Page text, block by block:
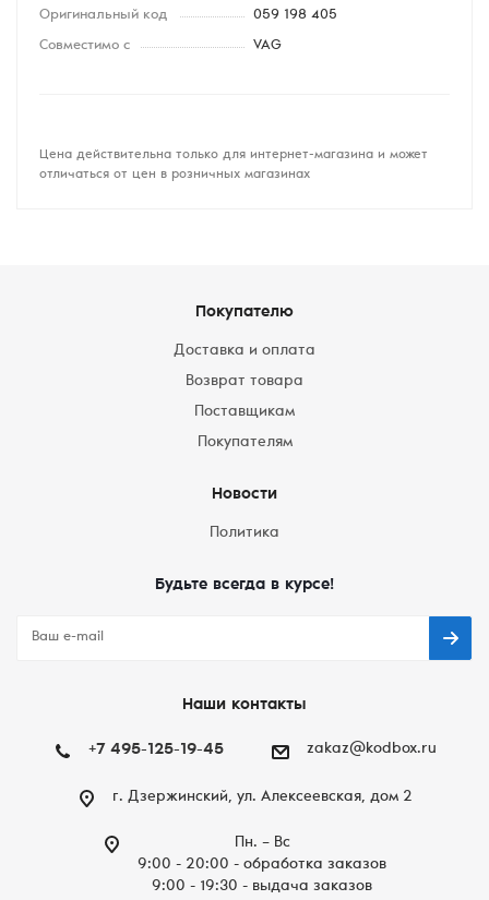
Оригинальный код 059 198 405
Совместимо с VAG
Цена действительна только для интернет-магазина и может
отличаться от цен в розничных магазинах
Покупателю
Доставка и оплата
Возврат товара
Поставщикам
Покупателям
Новости
Политика
Будьте всегда в курсе!
Наши контакты
+7 495-125-19-45 zakaz@kodbox.ru
г. Дзержинский, ул. Алексеевская, дом 2
Пн. – Вc
9:00 - 20:00 - обработка заказов
9:00 - 19:30 - выдача заказов